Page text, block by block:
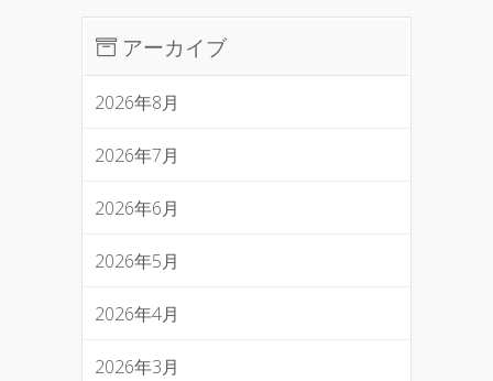
アーカイブ
2026年8月
2026年7月
2026年6月
2026年5月
2026年4月
2026年3月